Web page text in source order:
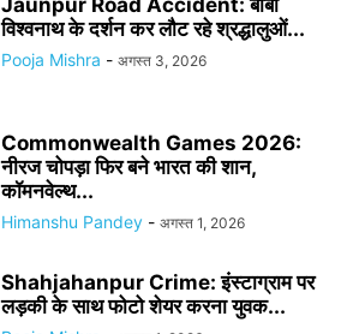
विश्वनाथ के दर्शन कर लौट रहे श्रद्धालुओं...
Pooja Mishra - अगस्त 3, 2026
Commonwealth Games 2026:
नीरज चोपड़ा फिर बने भारत की शान,
कॉमनवेल्थ...
Himanshu Pandey - अगस्त 1, 2026
Shahjahanpur Crime: इंस्टाग्राम पर
लड़की के साथ फोटो शेयर करना युवक...